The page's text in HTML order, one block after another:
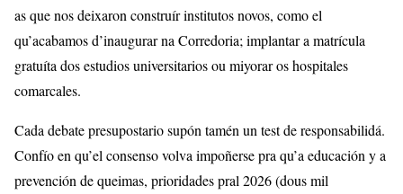
as que nos deixaron construír institutos novos, como el
qu’acabamos d’inaugurar na Corredoria; implantar a matrícula
gratuíta dos estudios universitarios ou miyorar os hospitales
comarcales.
Cada debate presupostario supón tamén un test de responsabilidá.
Confío en qu’el consenso volva impoñerse pra qu’a educación y a
prevención de queimas, prioridades pral 2026 (dous mil